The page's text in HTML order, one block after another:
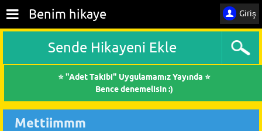
Giriş
Benim hikaye
Sende Hikayeni Ekle
⭐ "Adet Takibi" Uygulamamız Yayında ⭐
Bence denemelisin :)
Mettiimmm